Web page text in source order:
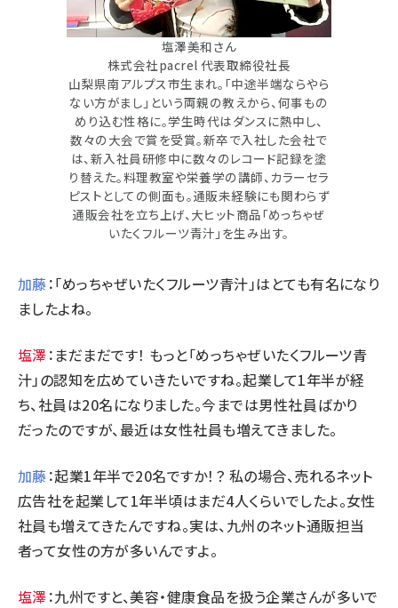
塩澤美和さん
株式会社pacrel 代表取締役社長
山梨県南アルプス市生まれ。「中途半端ならやら
ない方がまし」という両親の教えから、何事もの
めり込む性格に。学生時代はダンスに熱中し、
数々の大会で賞を受賞。新卒で入社した会社で
は、新入社員研修中に数々のレコード記録を塗
り替えた。料理教室や栄養学の講師、カラーセラ
ピストとしての側面も。通販未経験にも関わらず
通販会社を立ち上げ、大ヒット商品「めっちゃぜ
いたくフルーツ青汁」を生み出す。
加藤：「めっちゃぜいたくフルーツ青汁」はとても有名になり
ましたよね。
塩澤：まだまだです！ もっと「めっちゃぜいたくフルーツ青
汁」の認知を広めていきたいですね。起業して1年半が経
ち、社員は20名になりました。今までは男性社員ばかり
だったのですが、最近は女性社員も増えてきました。
加藤：起業1年半で20名ですか！？ 私の場合、売れるネット
広告社を起業して1年半頃はまだ4人くらいでしたよ。女性
社員も増えてきたんですね。実は、九州のネット通販担当
者って女性の方が多いんですよ。
塩澤：九州ですと、美容・健康食品を扱う企業さんが多いで